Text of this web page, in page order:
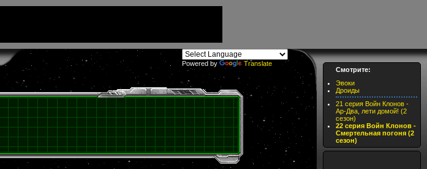
Powered by
Translate
Смотрите:
Эвоки
Дроиды
21 серия Войн Клонов -
Ар-Два, лети домой! (2
сезон)
22 серия Войн Клонов -
Смертельная погоня (2
сезон)